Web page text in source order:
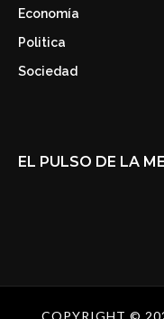
Economía
Politica
Sociedad
EL PULSO DE LA